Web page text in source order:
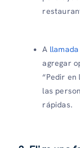
A llamada
agregar
“Pedir
las
rápidas.